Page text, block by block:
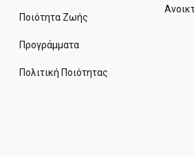
Ποιότητα Ζωής
Προγράμματα
Πολιτική Ποιότητας